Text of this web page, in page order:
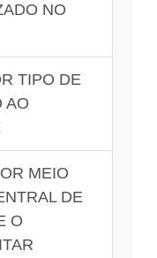
NO
TIPO DE
AO
MEIO
DE
O